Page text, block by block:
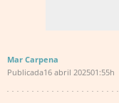
Mar Carpena
Publicada16 abril 202501:55h